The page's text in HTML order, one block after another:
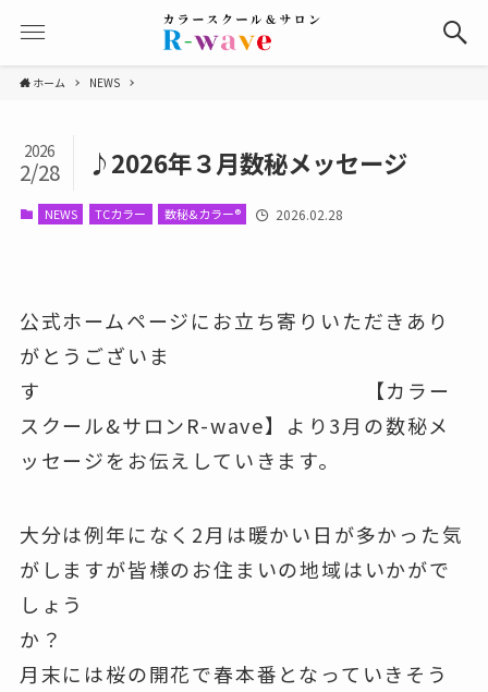
ホーム NEWS
♪2026年３月数秘メッセージ
2026
2/28
NEWS TCカラー 数秘&カラー® 2026.02.28
公式ホームページにお立ち寄りいただきあり
がとうございま
す 【カラー
スクール&サロンR-wave】より3月の数秘メ
ッセージをお伝えしていきます。
大分は例年になく2月は暖かい日が多かった気
がしますが皆様のお住まいの地域はいかがで
しょう
か？
月末には桜の開花で春本番となっていきそう